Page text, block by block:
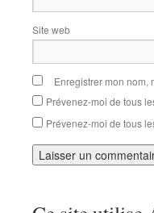
Site web
Enregistrer mon nom,
Prévenez-moi de tous
Prévenez-moi de tous